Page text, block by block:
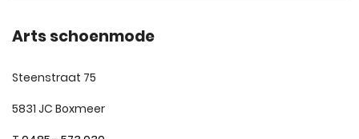
Arts schoenmode
Steenstraat 75
5831 JC Boxmeer